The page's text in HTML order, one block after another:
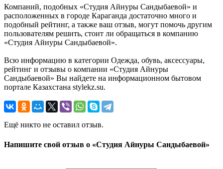
Компаний, подобных «Студия Айнуры Сандыбаевой» и
расположенных в городе Караганда достаточно много и
подобный рейтинг, а также ваш отзыв, могут помочь другим
пользователям решить, стоит ли обращаться в компанию
«Студия Айнуры Сандыбаевой».
Всю информацию в категории Одежда, обувь, аксессуары,
рейтинг и отзывы о компании «Студия Айнуры
Сандыбаевой» Вы найдете на информационном бытовом
портале Казахстана stylekz.su.
Ещё никто не оставил отзыв.
Напишите свой отзыв о «Студия Айнуры Сандыбаевой»